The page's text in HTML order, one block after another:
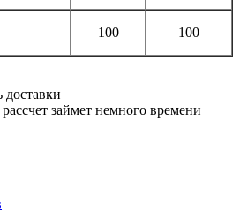
100 100
доставки
займет немного времени